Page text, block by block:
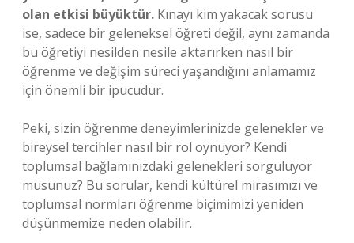
olan etkisi büyüktür. Kınayı kim yakacak sorusu
ise, sadece bir geleneksel öğreti değil, aynı zamanda
bu öğretiyi nesilden nesile aktarırken nasıl bir
öğrenme ve değişim süreci yaşandığını anlamamız
için önemli bir ipucudur.
Peki, sizin öğrenme deneyimlerinizde gelenekler ve
bireysel tercihler nasıl bir rol oynuyor? Kendi
toplumsal bağlamınızdaki gelenekleri sorguluyor
musunuz? Bu sorular, kendi kültürel mirasımızı ve
toplumsal normları öğrenme biçimimizi yeniden
düşünmemize neden olabilir.